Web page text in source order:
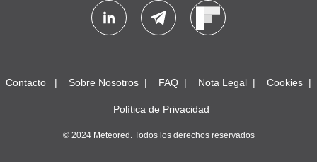
Contacto Sobre Nosotros FAQ Nota Legal Cookies
Política de Privacidad
© 2024 Meteored. Todos los derechos reservados